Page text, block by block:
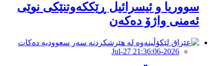
سووریا و ئیسرائیل ڕێککەوتنێکی نوێی
ئەمنی واژۆ دەکەن
2026-Jul-27 21:36:06